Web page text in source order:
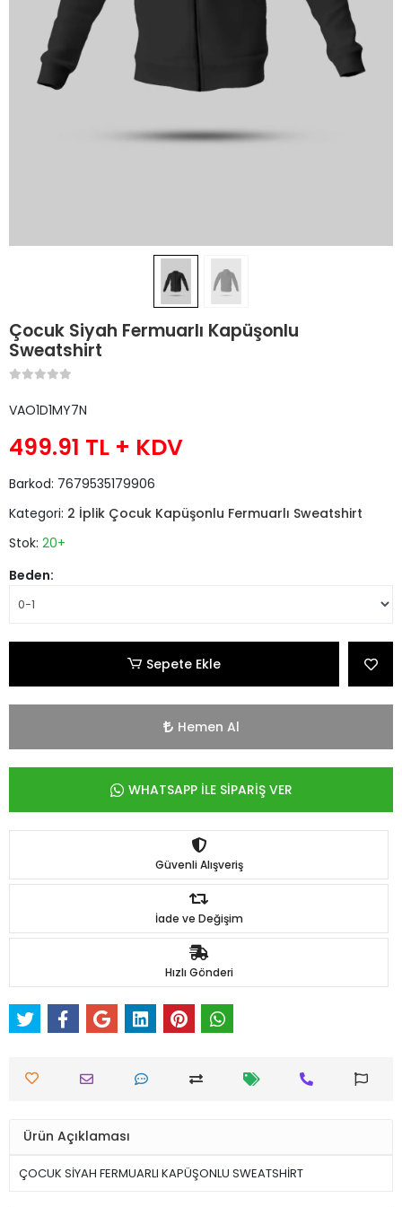
Çocuk Siyah Fermuarlı Kapüşonlu
Sweatshirt
VAO1D1MY7N
499.91 TL + KDV
Barkod: 7679535179906
Kategori: 2 İplik Çocuk Kapüşonlu Fermuarlı Sweatshirt
Stok: 20+
Beden:
Sepete Ekle
Hemen Al
WHATSAPP İLE SİPARİŞ VER
Güvenli Alışveriş
İade ve Değişim
Hızlı Gönderi
Ürün Açıklaması
ÇOCUK SİYAH FERMUARLI KAPÜŞONLU SWEATSHİRT